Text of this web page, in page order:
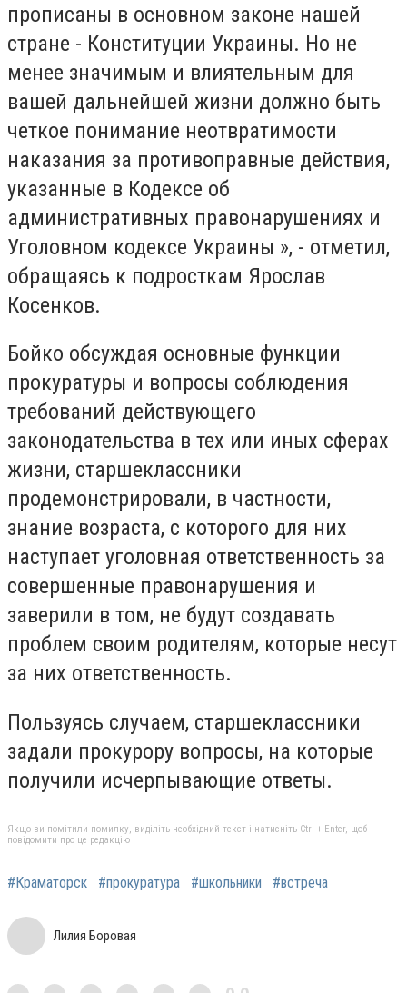
прописаны в основном законе нашей
стране - Конституции Украины. Но не
менее значимым и влиятельным для
вашей дальнейшей жизни должно быть
четкое понимание неотвратимости
наказания за противоправные действия,
указанные в Кодексе об
административных правонарушениях и
Уголовном кодексе Украины », - отметил,
обращаясь к подросткам Ярослав
Косенков.
Бойко обсуждая основные функции
прокуратуры и вопросы соблюдения
требований действующего
законодательства в тех или иных сферах
жизни, старшеклассники
продемонстрировали, в частности,
знание возраста, с которого для них
наступает уголовная ответственность за
совершенные правонарушения и
заверили в том, не будут создавать
проблем своим родителям, которые несут
за них ответственность.
Пользуясь случаем, старшеклассники
задали прокурору вопросы, на которые
получили исчерпывающие ответы.
Якщо ви помітили помилку, виділіть необхідний текст і натисніть Ctrl + Enter, щоб
повідомити про це редакцію
#Краматорск #прокуратура #школьники #встреча
Лилия Боровая